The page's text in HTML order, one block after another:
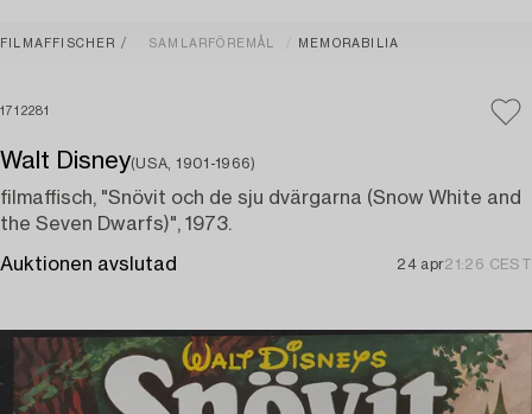
FILMAFFISCHER SAMLARFÖREMÅL MEMORABILIA
1712281
Walt Disney(USA, 1901-1966)
filmaffisch, "Snövit och de sju dvärgarna (Snow White and
the Seven Dwarfs)", 1973.
Auktionen avslutad 24 apr21:26 CEST